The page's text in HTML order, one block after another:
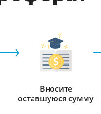
Вносите
оставшуюся сумму